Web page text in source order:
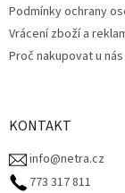
Podmínky ochrany
Vrácení zboží a
Proč nakupovat u nás
KONTAKT
info@netra.cz
773 317 811‬